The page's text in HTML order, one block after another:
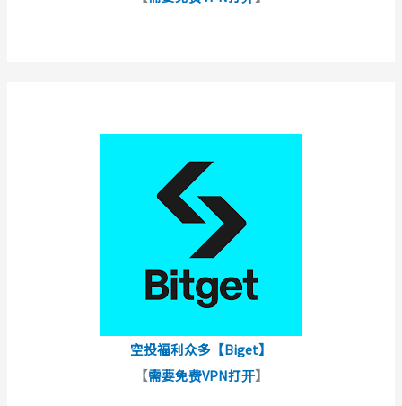
空投福利众多【Biget】
【需要免费VPN打开】